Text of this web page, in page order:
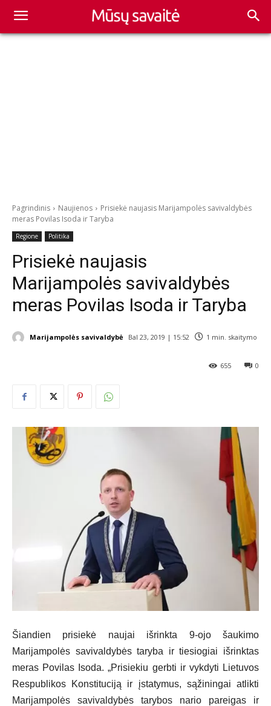
Pagrindinis Naujienos
Prisiekė naujasis Marijampolės savivaldybės
meras Povilas Isoda ir Taryba
Regione Politika
Prisiekė naujasis
Marijampolės savivaldybės
meras Povilas Isoda ir Taryba
Marijampolės savivaldybė Bal 23, 2019 | 15:52 1 min. skaitymo
0
655
Šiandien prisiekė naujai išrinkta 9-ojo šaukimo
Marijampolės savivaldybės taryba ir tiesiogiai išrinktas
meras Povilas Isoda. „Prisiekiu gerbti ir vykdyti Lietuvos
Respublikos Konstituciją ir įstatymus, sąžiningai atlikti
Marijampolės savivaldybės tarybos nario pareigas ir